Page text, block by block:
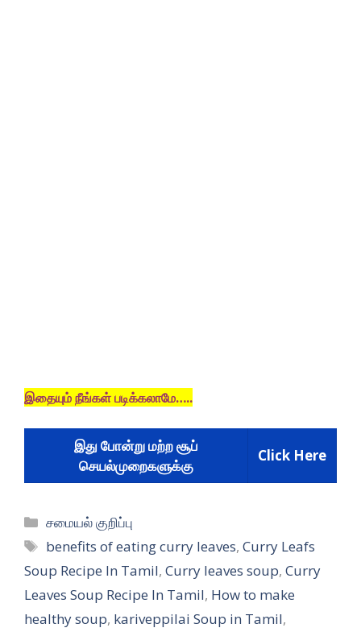
இதையும் நீங்கள் படிக்கலாமே…..
இது போன்று மற்ற சூப்
செயல்முறைகளுக்கு
Click Here
Categories
சமையல் குறிப்பு
Tags
benefits of eating curry leaves,Curry Leafs
Soup Recipe In Tamil, Curry leaves soup, Curry
Leaves Soup Recipe In Tamil, How to make
healthy soup, kariveppilai Soup in Tamil,